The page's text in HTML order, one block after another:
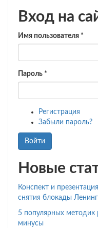
Вход на
Имя пользователя *
Пароль *
Регистрация
Забыли пароль?
Войти
Новые
Конспект и
снятия блокады
5 популярных методик
минусы